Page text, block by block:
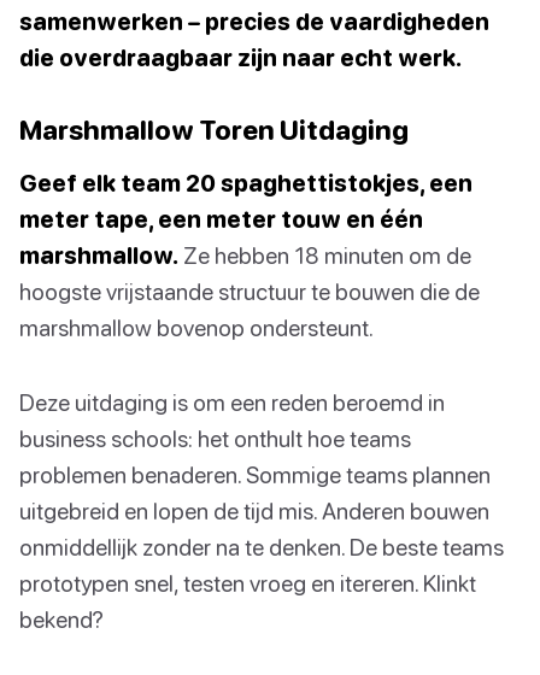
samenwerken – precies de vaardigheden
die overdraagbaar zijn naar echt werk.
Marshmallow Toren Uitdaging
Geef elk team 20 spaghettistokjes, een
meter tape, een meter touw en één
marshmallow. Ze hebben 18 minuten om de
hoogste vrijstaande structuur te bouwen die de
marshmallow bovenop ondersteunt.
Deze uitdaging is om een reden beroemd in
business schools: het onthult hoe teams
problemen benaderen. Sommige teams plannen
uitgebreid en lopen de tijd mis. Anderen bouwen
onmiddellijk zonder na te denken. De beste teams
prototypen snel, testen vroeg en itereren. Klinkt
bekend?